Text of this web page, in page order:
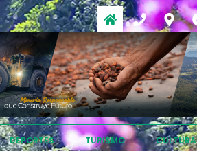
DEPORTES TURISMO CULTURA